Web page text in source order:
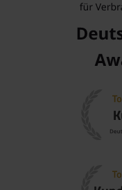
Filipe besuchen
Eine Kreuzfahrt nach
:
landschaftliche
Klima bekannt.
Amazonen bis zu